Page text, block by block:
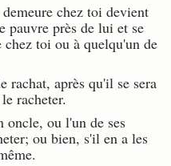
chez toi devient
pauvre près de lui et se
toi ou à quelqu'un de
après qu'il se sera
racheter.
oncle, ou l'un de ses
ou bien, s'il en a les